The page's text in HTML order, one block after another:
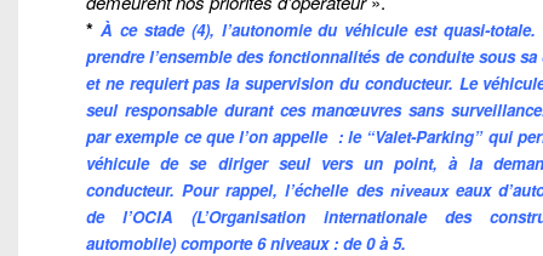
* À ce stade (4), l’autonomie du véhicule est quasi-
prendre l’ensemble des fonctionnalités de conduite sous sa
et ne requiert pas la supervision du conducteur. Le
seul responsable durant ces manœuvres sans
par exemple ce que l’on appelle : le “Valet-Parking” qui
véhicule de se diriger seul vers un point, à la
conducteur. Pour rappel, l’échelle des niveauxeaux
de l’OCIA (L’Organisation internationale des
automobile) comporte 6 niveaux : de 0 à 5.